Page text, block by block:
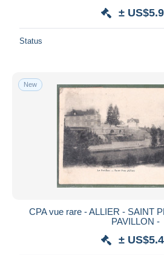
±
Status
New
CPA vue rare - ALLIER - SAINT
PAVILLON -
±